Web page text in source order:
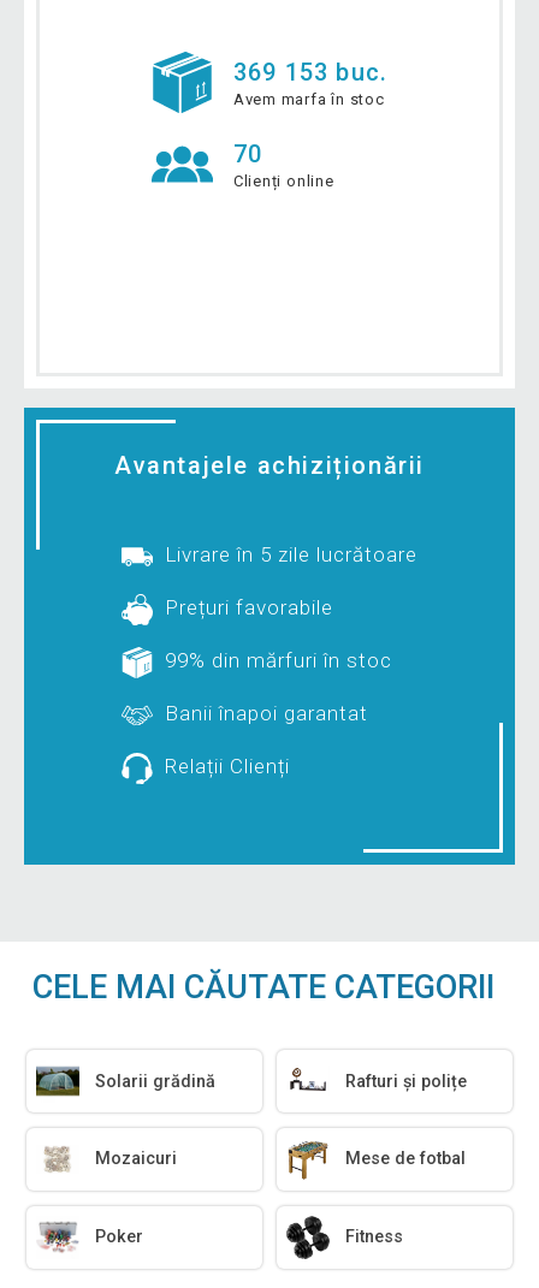
369 153 buc.
Avem marfa în stoc
70
Clienți online
Avantajele achiziționării
Livrare în 5 zile lucrătoare
Prețuri favorabile
99% din mărfuri în stoc
Banii înapoi garantat
Relații Clienți
CELE MAI CĂUTATE CATEGORII
Solarii grădină Rafturi și polițe
Mozaicuri Mese de fotbal
Poker Fitness